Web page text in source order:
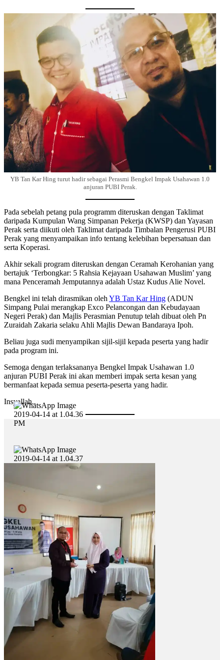
YB Tan Kar Hing turut hadir sebagai Perasmi Bengkel Impak Usahawan 1.0
anjuran PUBI Perak.
Pada sebelah petang pula programm diteruskan dengan Taklimat
daripada Kumpulan Wang Simpanan Pekerja (KWSP) dan Yayasan
Perak serta diikuti oleh Taklimat daripada Timbalan Pengerusi PUBI
Perak yang menyampaikan info tentang kelebihan bepersatuan dan
serta Koperasi.
Akhir sekali program diteruskan dengan Ceramah Kerohanian yang
bertajuk ‘Terbongkar: 5 Rahsia Kejayaan Usahawan Muslim’ yang
mana Penceramah Jemputannya adalah Ustaz Kudus Alie Novel.
Bengkel ini telah dirasmikan olehYB Tan Kar Hing (ADUN
Simpang Pulai merangkap Exco Pelancongan dan Kebudayaan
Negeri Perak) dan Majlis Perasmian Penutup telah dibuat oleh Pn
Zuraidah Zakaria selaku Ahli Majlis Dewan Bandaraya Ipoh.
Beliau juga sudi menyampikan sijil-sijil kepada peserta yang hadir
pada program ini.
Semoga dengan terlaksananya Bengkel Impak Usahawan 1.0
anjuran PUBI Perak ini akan memberi impak serta kesan yang
bermanfaat kepada semua peserta-peserta yang hadir.
Insyallah..